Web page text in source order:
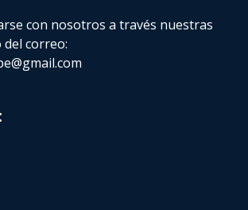
con nosotros a través nuestras
del correo: